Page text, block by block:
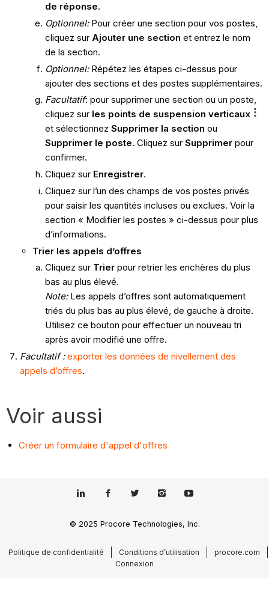
de réponse.
Optionnel:Pour créer une section pour vos postes,
cliquez sur Ajouter une section et entrez le nom
de la section.
Optionnel: Répétez les étapes ci-dessus pour
ajouter des sections et des postes supplémentaires.
Facultatif: pour supprimer une section ou un poste,
cliquez sur les points de suspension verticaux
et sélectionnez Supprimer la section ou
Supprimer le poste. Cliquez surSupprimerpour
confirmer.
Cliquez sur Enregistrer.
Cliquez sur l’un des champs de vos postes privés
pour saisir les quantités incluses ou exclues. Voir la
section « Modifier les postes » ci-dessus pour plus
d’informations.
Trier les appels d’offres
Cliquez sur Trierpour retrier les enchères du plus
bas au plus élevé.
Note: Les appels d’offres sont automatiquement
triés du plus bas au plus élevé, de gauche à droite.
Utilisez ce bouton pour effectuer un nouveau tri
après avoir modifié une offre.
Facultatif :exporter les données de nivellement des
appels d’offres.
Voir aussi
Créer un formulaire d'appel d'offres
© 2025 Procore Technologies, Inc.
Politique de confidentialité Conditions d’utilisation
procore.com
Connexion